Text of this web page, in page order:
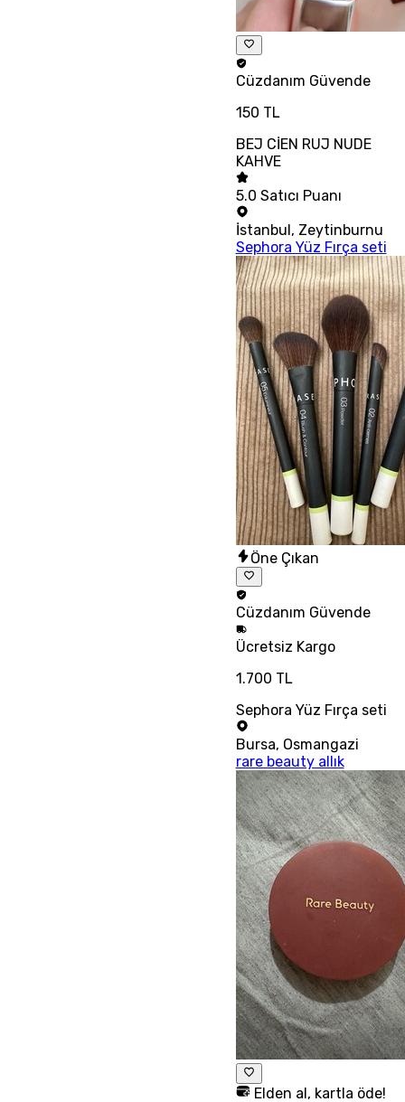
Cüzdanım Güvende
150 TL
BEJ CİEN RUJ NUDE
KAHVE
5.0 Satıcı Puanı
İstanbul, Zeytinburnu
Sephora Yüz Fırça seti
Öne Çıkan
Cüzdanım Güvende
Ücretsiz Kargo
1.700 TL
Sephora Yüz Fırça seti
Bursa, Osmangazi
rare beauty allık
Elden al, kartla öde!